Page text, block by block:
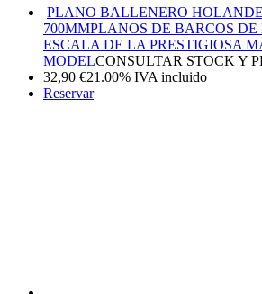
PLANO BALLENERO
700MMPLANOS DE BARCOS
ESCALA DE LA PRESTIGIOSA
MODELCONSULTAR STOCK Y
32,90 €21.00% IVA incluido
Reservar